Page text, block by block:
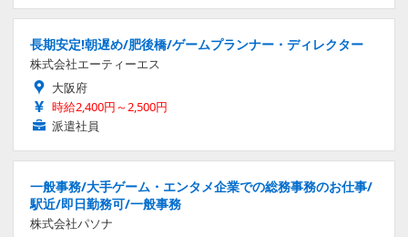
長期安定!朝遅め/肥後橋/ゲームプランナー・ディレクター
株式会社エーティーエス
大阪府
時給2,400円～2,500円
派遣社員
一般事務/大手ゲーム・エンタメ企業での総務事務のお仕事/
駅近/即日勤務可/一般事務
株式会社パソナ